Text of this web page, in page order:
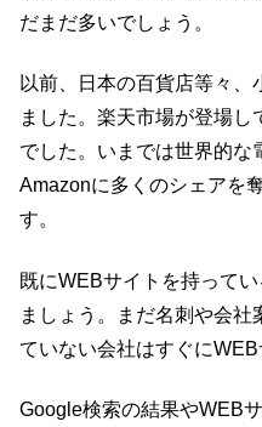
だまだ多いでしょう。
以前、日本の百貨店等々
ました。楽天市場が登場
でした。いまでは世界的な
Amazonに多くのシェアを
す。
既にWEBサイトを持って
ましょう。まだ名刺や会
ていない会社はすぐにWEB
Google検索の結果やWEB